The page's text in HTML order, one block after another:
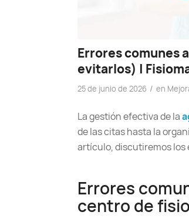
Errores comunes
evitarlos) |
25 de junio de 2026 / en
La gestión efectiva de la
de las citas hasta la
artículo, discutiremos los
Errores
centro de